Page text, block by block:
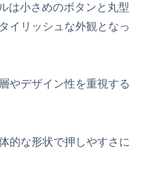
は小さめのボタンと丸型
イリッシュな外観となっ
やデザイン性を重視する
的な形状で押しやすさに